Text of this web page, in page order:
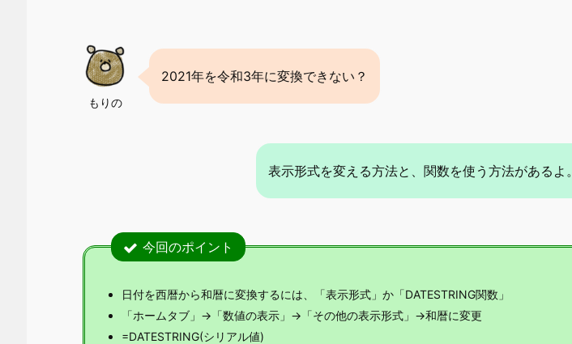
もりの
2021年を令和3年に変換できない？
表示形式を変える方法と、関数を使う方法があるよ。
今回のポイント
日付を西暦から和暦に変換するには、「表示形式」か「DATESTRING関数」
「ホームタブ」→「数値の表示」→「その他の表示形式」→和暦に変更
=DATESTRING(シリアル値)